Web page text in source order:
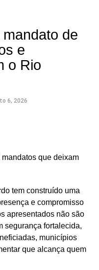
ganha voz e os
da manhã.
de
e
o Rio
6, 2026
que deixam
tem construído uma
e compromisso
apresentados não são
segurança fortalecida,
municípios
que alcança quem